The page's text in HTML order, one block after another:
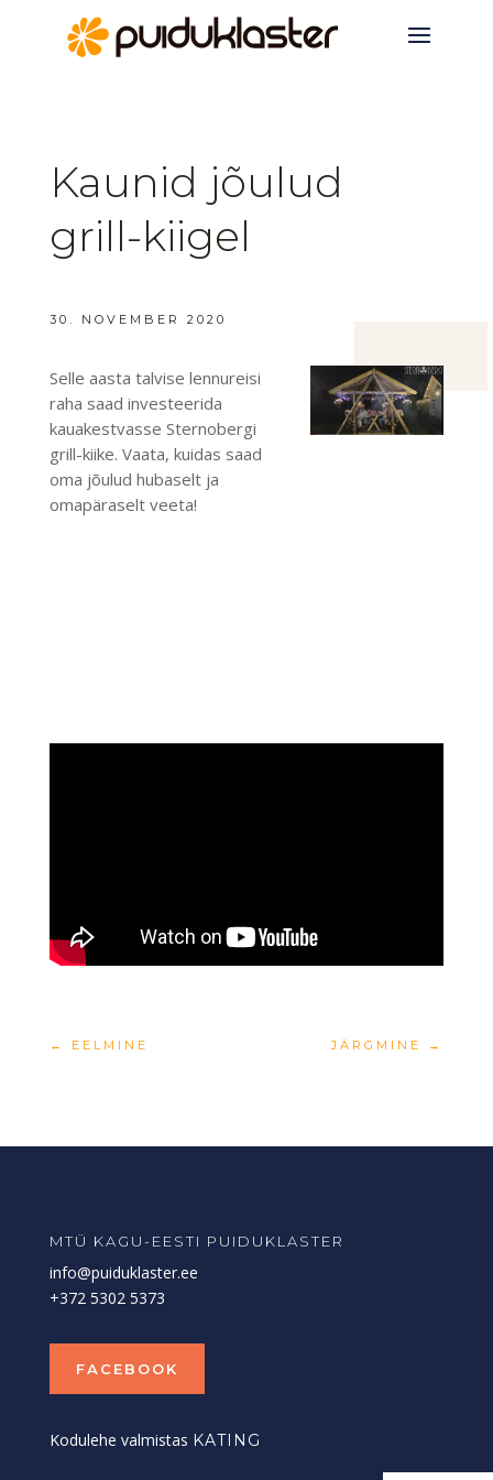
Kaunid jõulud
grill-kiigel
30. NOVEMBER 2020
Selle aasta talvise lennureisi
raha saad investeerida
kauakestvasse Sternobergi
grill-kiike. Vaata, kuidas saad
oma jõulud hubaselt ja
omapäraselt veeta!
← EELMINE JÄRGMINE →
MTÜ KAGU-EESTI PUIDUKLASTER
info@puiduklaster.ee
+372 5302 5373
FACEBOOK
Kodulehe valmistas KATING